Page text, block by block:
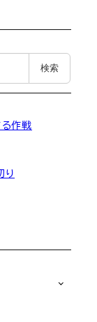
検索
作戦
り